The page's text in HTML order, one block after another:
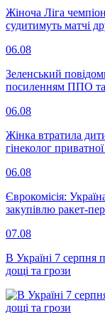
Жіноча Ліга
судитимуть матчі
06.08
Зеленський
посиленням ППО та
06.08
Жінка втратила
гінеколог
06.08
Єврокомісія:
закупівлю ракет-
07.08
В Україні 7 серпня
дощі та грози